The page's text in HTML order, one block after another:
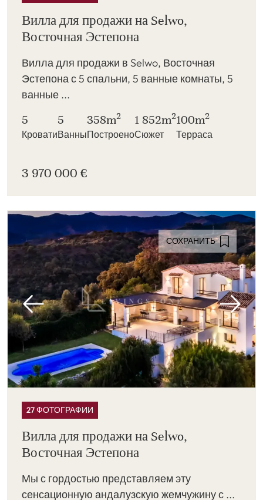
Вилла для продажи на Selwo,
Восточная Эстепона
Вилла для продажи в Selwo, Восточная
Эстепона с 5 спальни, 5 ванные комнаты, 5
ванные ...
5
Кровати
5
Ванны
358m2
Построено
1 852m2
Сюжет
100m2
Терраса
3 970 000 €
СОХРАНИТЬ
27 ФОТОГРАФИИ
Вилла для продажи на Selwo,
Восточная Эстепона
Мы с гордостью представляем эту
сенсационную андалузскую жемчужину с ...